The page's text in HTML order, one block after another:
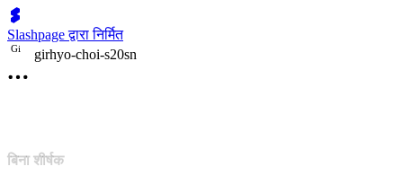
Slashpage द्वारा निर्मित
Gi girhyo-choi-s20sn
बिना शीर्षक